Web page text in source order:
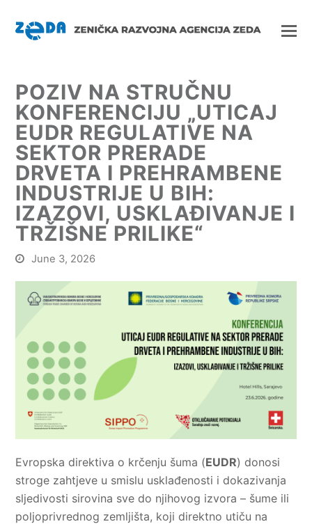
POZIV NA STRUČNU
KONFERENCIJU „UTICAJ
EUDR REGULATIVE NA
SEKTOR PRERADE
DRVETA I PREHRAMBENE
INDUSTRIJE U BIH:
IZAZOVI, USKLAĐIVANJE I
TRŽIŠNE PRILIKE“
June 3, 2026
Evropska direktiva o krčenju šuma (EUDR) donosi
stroge zahtjeve u smislu usklađenosti i dokazivanja
sljedivosti sirovina sve do njihovog izvora – šume ili
poljoprivrednog zemljišta, koji direktno utiču na